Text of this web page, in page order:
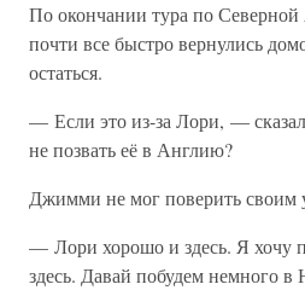
По окончании тура по
почти все быстро вернулись
остаться.
— Если это из-за Лори, —
не позвать её в Англию?
Джимми не мог поверить своим
— Лори хорошо и здесь. Я хочу
здесь. Давай побудем немного